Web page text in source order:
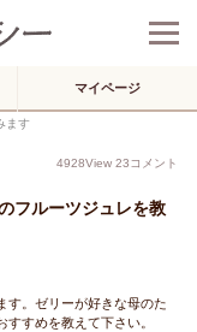
マイページ
ます
4928View 23コメント
フルーツジュレを教
す。ゼリーが好きな母のた
すめを教えて下さい。